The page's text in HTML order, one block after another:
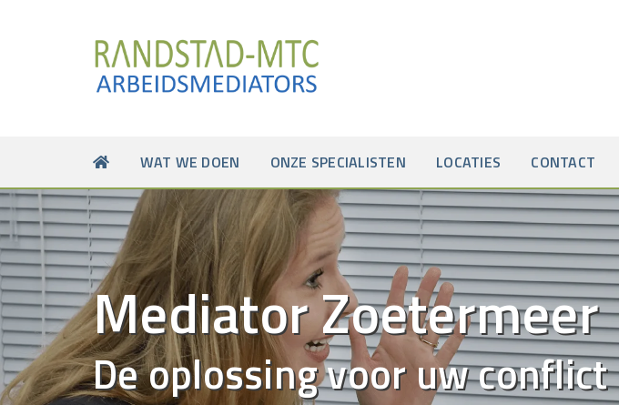
WAT WE DOEN ONZE SPECIALISTEN LOCATIES CONTACT
Mediator Zoetermeer
De oplossing voor uw conflict